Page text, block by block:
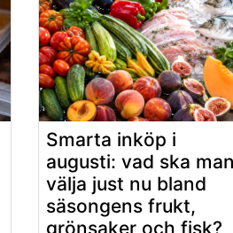
Smarta inköp i
augusti: vad ska man
välja just nu bland
säsongens frukt,
grönsaker och fisk?